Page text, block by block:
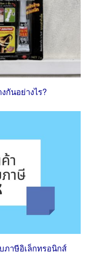
กันอย่างไร?
ภาษีอิเล็กทรอนิกส์